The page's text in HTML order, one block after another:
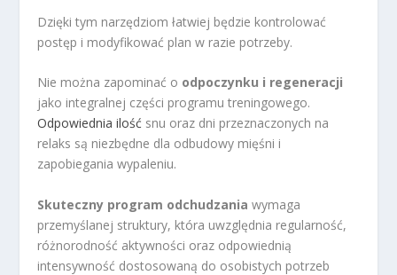
Dzięki tym narzędziom łatwiej będzie kontrolować
postęp i modyfikować plan w razie potrzeby.
Nie można zapominać o odpoczynku i regeneracji
jako integralnej części programu treningowego.
Odpowiednia ilość snu oraz dni przeznaczonych na
relaks są niezbędne dla odbudowy mięśni i
zapobiegania wypaleniu.
Skuteczny program odchudzania wymaga
przemyślanej struktury, która uwzględnia regularność,
różnorodność aktywności oraz odpowiednią
intensywność dostosowaną do osobistych potrzeb